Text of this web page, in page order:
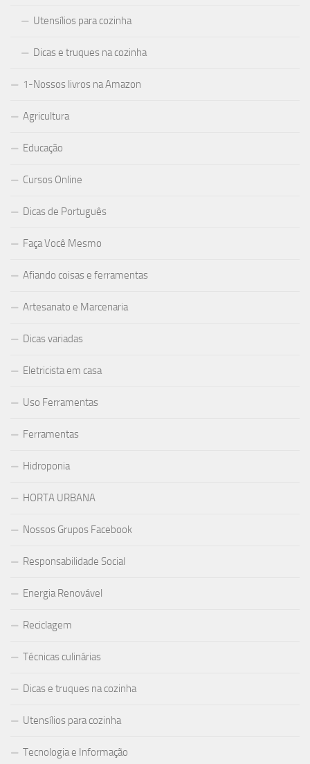
Utensílios para cozinha
Dicas e truques na cozinha
1-Nossos livros na Amazon
Agricultura
Educação
Cursos Online
Dicas de Português
Faça Você Mesmo
Afiando coisas e ferramentas
Artesanato e Marcenaria
Dicas variadas
Eletricista em casa
Uso Ferramentas
Ferramentas
Hidroponia
HORTA URBANA
Nossos Grupos Facebook
Responsabilidade Social
Energia Renovável
Reciclagem
Técnicas culinárias
Dicas e truques na cozinha
Utensílios para cozinha
Tecnologia e Informação